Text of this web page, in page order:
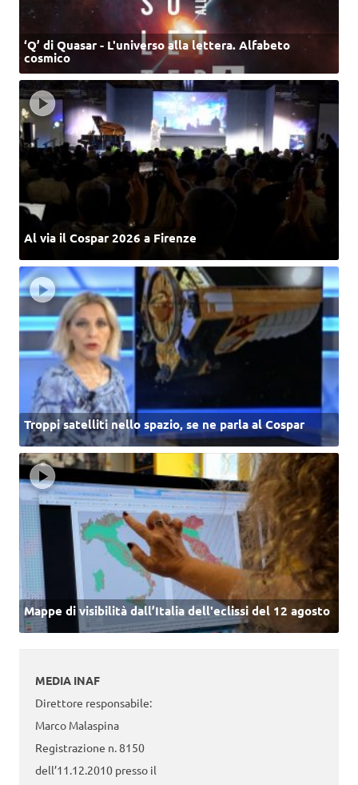
‘Q’ di Quasar - L'universo alla lettera. Alfabeto
cosmico
Al via il Cospar 2026 a Firenze
Troppi satelliti nello spazio, se ne parla al Cospar
Mappe di visibilità dall’Italia dell'eclissi del 12 agosto
MEDIA INAF
Direttore responsabile:
Marco Malaspina
Registrazione n. 8150
dell’11.12.2010 presso il